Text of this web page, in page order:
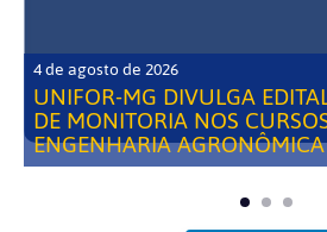
4 de agosto de 2026
UNIFOR-MG DIVULGA
DE MONITORIA NOS
ENGENHARIA